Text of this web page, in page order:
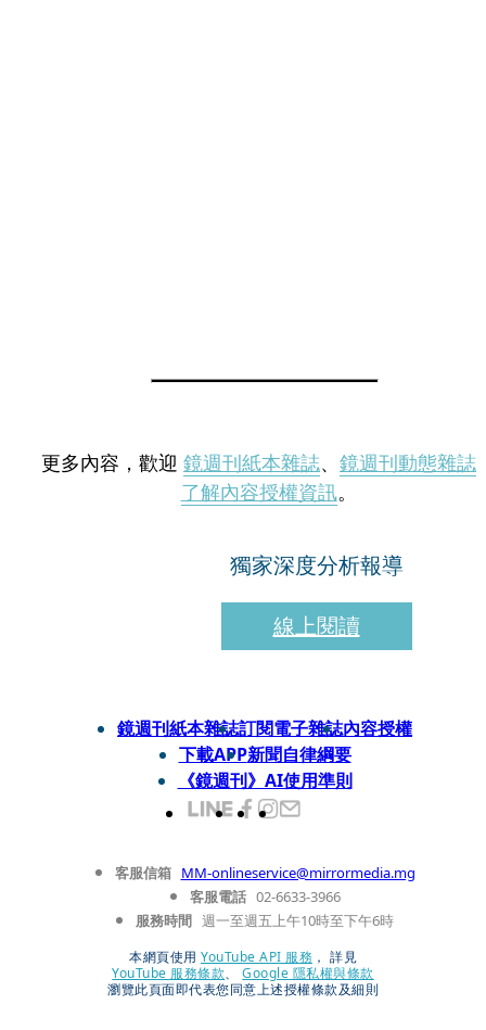
更多內容，歡迎 鏡週刊紙本雜誌、 鏡週刊動態雜誌
了解內容授權資訊。
獨家深度分析報導
線上閱讀
鏡週刊紙本雜誌訂閱電子雜誌內容授權
下載APP新聞自律綱要
《鏡週刊》AI使用準則
客服信箱 MM-onlineservice@mirrormedia.mg
客服電話 02-6633-3966
服務時間 週一至週五上午10時至下午6時
本網頁使用 YouTube API 服務 ， 詳見
YouTube 服務條款、
Google 隱私權與條款
瀏覽此頁面即代表您同意上述授權條款及細則